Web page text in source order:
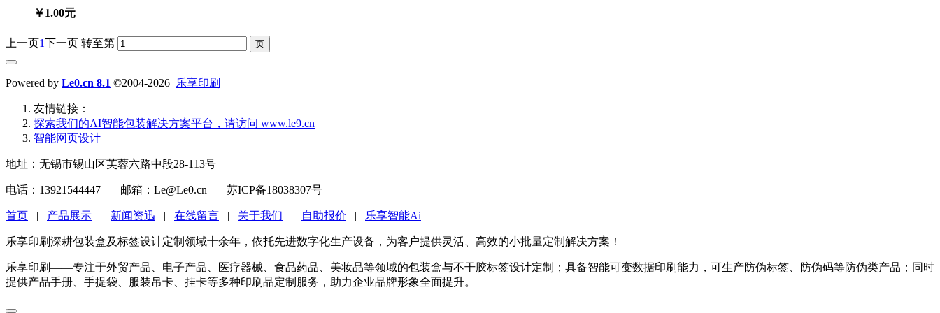
￥1.00元
上一页1下一页 转至第
Powered by Le0.cn 8.1 ©2004-2026 乐享印刷
友情链接：
探索我们的‌AI智能包装解决方案平台‌，请访问 www.le9.cn
智能网页设计
地址：无锡市锡山区芙蓉六路中段28-113号
电话：13921544447 邮箱：Le@Le0.cn 苏ICP备18038307号
首页 | 产品展示 | 新闻资迅 | 在线留言 | 关于我们 | 自助报价 | 乐享智能Ai
乐享印刷深耕包装盒及标签设计定制领域十余年，依托先进数字化生产设备，为客户提供灵活、高效的小批量定制解决方案！
乐享印刷——专注于外贸产品、电子产品、医疗器械、食品药品、美妆品等领域的包装盒与不干胶标签设计定制；具备智能可变数据印刷能力，可生产防伪标签、防伪码等防伪类产品；同时
提供产品手册、手提袋、服装吊卡、挂卡等多种印刷品定制服务，助力企业品牌形象全面提升。